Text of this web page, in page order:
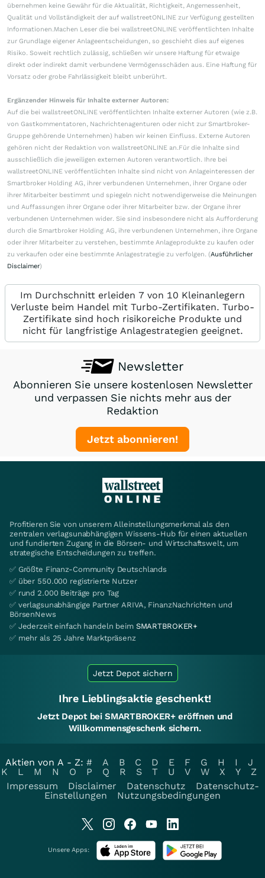
übernehmen keine Gewähr für die Aktualität, Richtigkeit, Angemessenheit,
Qualität und Vollständigkeit der auf wallstreetONLINE zur Verfügung gestellten
Informationen.Machen Leser die bei wallstreetONLINE veröffentlichten Inhalte
zur Grundlage eigener Anlageentscheidungen, so geschieht dies auf eigenes
Risiko. Soweit rechtlich zulässig, schließen wir unsere Haftung für etwaige
direkt oder indirekt damit verbundene Vermögensschäden aus. Eine Haftung für
Vorsatz oder grobe Fahrlässigkeit bleibt unberührt.
Ergänzender Hinweis für Inhalte externer Autoren:
Auf die bei wallstreetONLINE veröffentlichten Inhalte externer Autoren (wie z.B.
von Gastkommentatoren, Nachrichtenagenturen oder nicht zur Smartbroker-
Gruppe gehörende Unternehmen) haben wir keinen Einfluss. Externe Autoren
gehören nicht der Redaktion von wallstreetONLINE an.Für die Inhalte sind
ausschließlich die jeweiligen externen Autoren verantwortlich. Ihre bei
wallstreetONLINE veröffentlichten Inhalte sind nicht von Anlageinteressen der
Smartbroker Holding AG, ihrer verbundenen Unternehmen, ihrer Organe oder
ihrer Mitarbeiter bestimmt und spiegeln nicht notwendigerweise die Meinungen
und Auffassungen ihrer Organe oder ihrer Mitarbeiter bzw. der Organe ihrer
verbundenen Unternehmen wider. Sie sind insbesondere nicht als Aufforderung
durch die Smartbroker Holding AG, ihre verbundenen Unternehmen, ihre Organe
oder ihrer Mitarbeiter zu verstehen, bestimmte Anlageprodukte zu kaufen oder
zu verkaufen oder eine bestimmte Anlagestrategie zu verfolgen. (Ausführlicher
Disclaimer)
Im Durchschnitt erleiden 7 von 10 Kleinanlegern
Verluste beim Handel mit Turbo-Zertifikaten. Turbo-
Zertifikate sind hoch risikoreiche Produkte und
nicht für langfristige Anlagestrategien geeignet.
Newsletter
Abonnieren Sie unsere kostenlosen Newsletter
und verpassen Sie nichts mehr aus der
Redaktion
Jetzt abonnieren!
Profitieren Sie von unserem Alleinstellungsmerkmal als den
zentralen verlagsunabhängigen Wissens-Hub für einen aktuellen
und fundierten Zugang in die Börsen- und Wirtschaftswelt, um
strategische Entscheidungen zu treffen.
✅ Größte Finanz-Community Deutschlands
✅ über 550.000 registrierte Nutzer
✅ rund 2.000 Beiträge pro Tag
✅ verlagsunabhängige Partner ARIVA, FinanzNachrichten und
BörsenNews
✅ Jederzeit einfach handeln beim SMARTBROKER+
✅ mehr als 25 Jahre Marktpräsenz
Jetzt Depot sichern
Ihre Lieblingsaktie geschenkt!
Jetzt Depot bei SMARTBROKER+ eröffnen und
Willkommensgeschenk sichern.
Aktien von A - Z: # A B C D E F G H I
J
K
L M N O P Q R S T U V W X Y
Z
Impressum
Disclaimer Datenschutz
Datenschutz-
Einstellungen
Nutzungsbedingungen
Unsere Apps: